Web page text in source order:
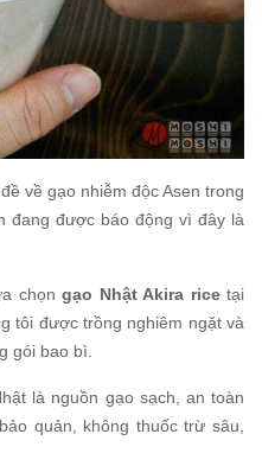
về gạo nhiễm độc Asen trong
đang được báo động vì đây là
chọngạo Nhật Akira ricetại
tôi được trồng nghiêm ngặt và
gói bao bì.
là nguồn gạo sạch, an toàn
quản, không thuốc trừ sâu,